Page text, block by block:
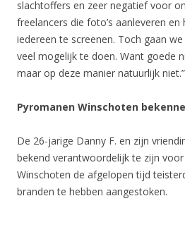
slachtoffers en zeer negatief voor
freelancers die foto’s aanleveren
iedereen te screenen. Toch gaan
veel mogelijk te doen. Want goede
maar op deze manier natuurlijk niet.”
Pyromanen Winschoten
De 26-jarige Danny F. en zijn
bekend verantwoordelijk te zijn
Winschoten de afgelopen tijd
branden te hebben aangestoken.